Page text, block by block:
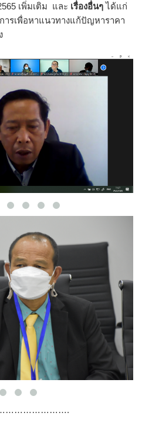
เพิ่มเติม และ เรื่องอื่นๆได้แก่
รเพื่อหาแนวทางแก้ปัญหาราคา